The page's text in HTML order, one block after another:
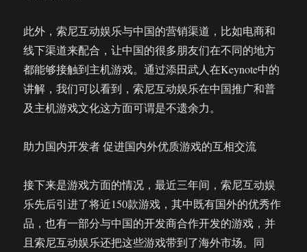
此外，索尼互动娱乐与中国的营销渠道，比如电商和
线下渠道来配合，让中国的很多朋友们在不同的地方
都能够接触到主机游戏。通过添田武人在Keynote中的
讲解，我们可以看到，索尼互动娱乐在中国推广和普
及主机游戏文化这方面可谓是不遗余力。
助力国内开发者 促进国内外优质游戏的互相交流
接下来是游戏方面的情况，最近三年间，索尼互动娱
乐先后引进了将近150款游戏，其中既有国外的优秀作
品，也有一部分与中国的开发商合作开发的游戏，并
且索尼互动娱乐还把这些游戏带到了海外市场。同